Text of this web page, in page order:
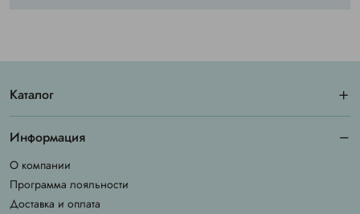
Каталог
Информация
О компании
Программа лояльности
Доставка и оплата